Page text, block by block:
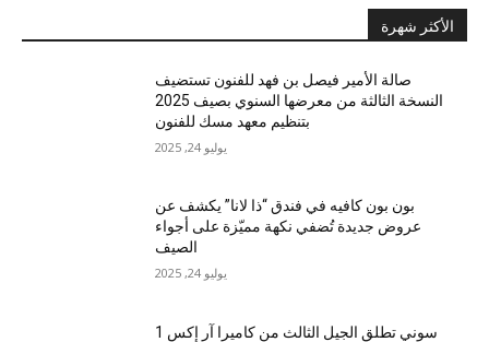
الأكثر شهرة
صالة الأمير فيصل بن فهد للفنون تستضيف
النسخة الثالثة من معرضها السنوي بصيف 2025
بتنظيم معهد مسك للفنون
يوليو 24, 2025
بون بون كافيه في فندق “ذا لانا” يكشف عن
عروض جديدة تُضفي نكهة مميّزة على أجواء
الصيف
يوليو 24, 2025
سوني تطلق الجيل الثالث من كاميرا آر إكس 1